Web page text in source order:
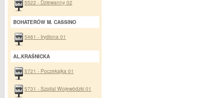
5522 - Dziewanny 02
BOHATERÓW M. CASSINO
5461 - Irydiona 01
AL.KRAŚNICKA
5721 - Poczekajka 01
5731 - Szpital Wojewódzki 01